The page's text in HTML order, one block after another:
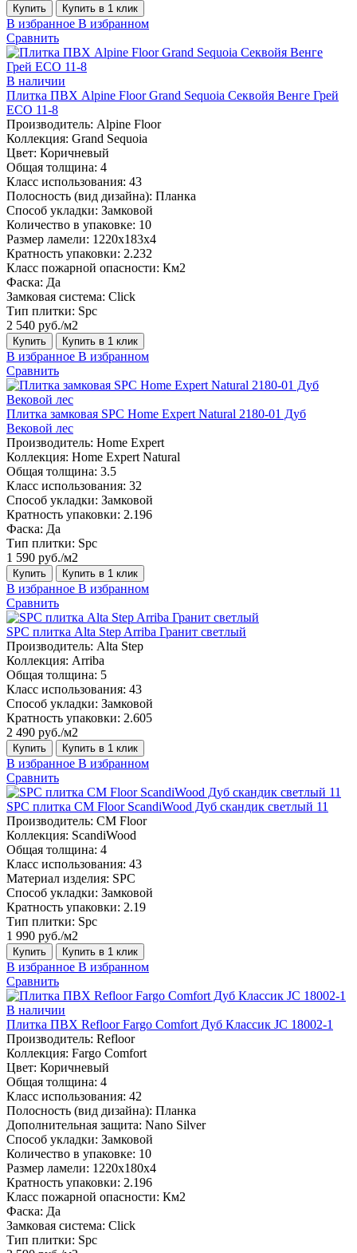
Купить Купить в 1 клик
В избранное В избранном
Сравнить
В наличии
Плитка ПВХ Alpine Floor Grand Sequoia Секвойя Венге Грей
ECO 11-8
Производитель: Alpine Floor
Коллекция: Grand Sequoia
Цвет: Коричневый
Общая толщина: 4
Класс использования: 43
Полосность (вид дизайна): Планка
Способ укладки: Замковой
Количество в упаковке: 10
Размер ламели: 1220х183х4
Кратность упаковки: 2.232
Класс пожарной опасности: Км2
Фаска: Да
Замковая система: Click
Тип плитки: Spc
2 540 руб./м2
Купить Купить в 1 клик
В избранное В избранном
Сравнить
Плитка замковая SPC Home Expert Natural 2180-01 Дуб
Вековой лес
Производитель: Home Expert
Коллекция: Home Expert Natural
Общая толщина: 3.5
Класс использования: 32
Способ укладки: Замковой
Кратность упаковки: 2.196
Фаска: Да
Тип плитки: Spc
1 590 руб./м2
Купить Купить в 1 клик
В избранное В избранном
Сравнить
SPC плитка Alta Step Arriba Гранит светлый
Производитель: Alta Step
Коллекция: Arriba
Общая толщина: 5
Класс использования: 43
Способ укладки: Замковой
Кратность упаковки: 2.605
2 490 руб./м2
Купить Купить в 1 клик
В избранное В избранном
Сравнить
SPC плитка CM Floor ScandiWood Дуб скандик светлый 11
Производитель: CM Floor
Коллекция: ScandiWood
Общая толщина: 4
Класс использования: 43
Материал изделия: SPC
Способ укладки: Замковой
Кратность упаковки: 2.19
Тип плитки: Spc
1 990 руб./м2
Купить Купить в 1 клик
В избранное В избранном
Сравнить
В наличии
Плитка ПВХ Refloor Fargo Comfort Дуб Классик JC 18002-1
Производитель: Refloor
Коллекция: Fargo Comfort
Цвет: Коричневый
Общая толщина: 4
Класс использования: 42
Полосность (вид дизайна): Планка
Дополнительная защита: Nano Silver
Способ укладки: Замковой
Количество в упаковке: 10
Размер ламели: 1220х180х4
Кратность упаковки: 2.196
Класс пожарной опасности: Км2
Фаска: Да
Замковая система: Click
Тип плитки: Spc